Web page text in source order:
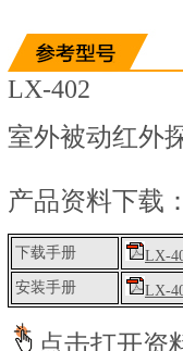
LX-402
室外被动红外
产品资料下载
下载手册
LX-
安装手册
LX-
点击打开资